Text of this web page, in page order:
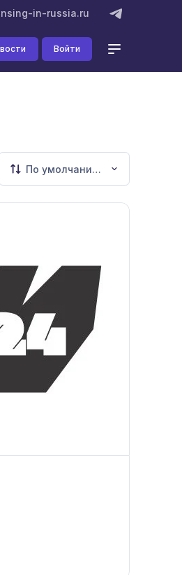
in-russia.ru
Войти
По умолчанию (сначала новые)